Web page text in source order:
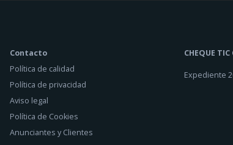
Contacto
Política de calidad
Política de privacidad
Aviso legal
Política de Cookies
Anunciantes y Clientes
CHEQUE TIC
Expediente